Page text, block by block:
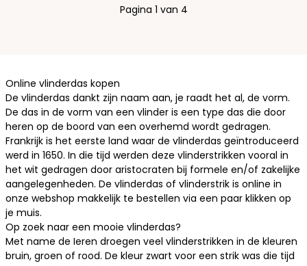
Pagina 1 van 4
Online vlinderdas kopen
De vlinderdas dankt zijn naam aan, je raadt het al, de vorm.
De das in de vorm van een vlinder is een type das die door
heren op de boord van een overhemd wordt gedragen.
Frankrijk is het eerste land waar de vlinderdas geïntroduceerd
werd in 1650. In die tijd werden deze vlinderstrikken vooral in
het wit gedragen door aristocraten bij formele en/of zakelijke
aangelegenheden. De vlinderdas of vlinderstrik is online in
onze webshop makkelijk te bestellen via een paar klikken op
je muis.
Op zoek naar een mooie vlinderdas?
Met name de Ieren droegen veel vlinderstrikken in de kleuren
bruin, groen of rood. De kleur zwart voor een strik was die tijd